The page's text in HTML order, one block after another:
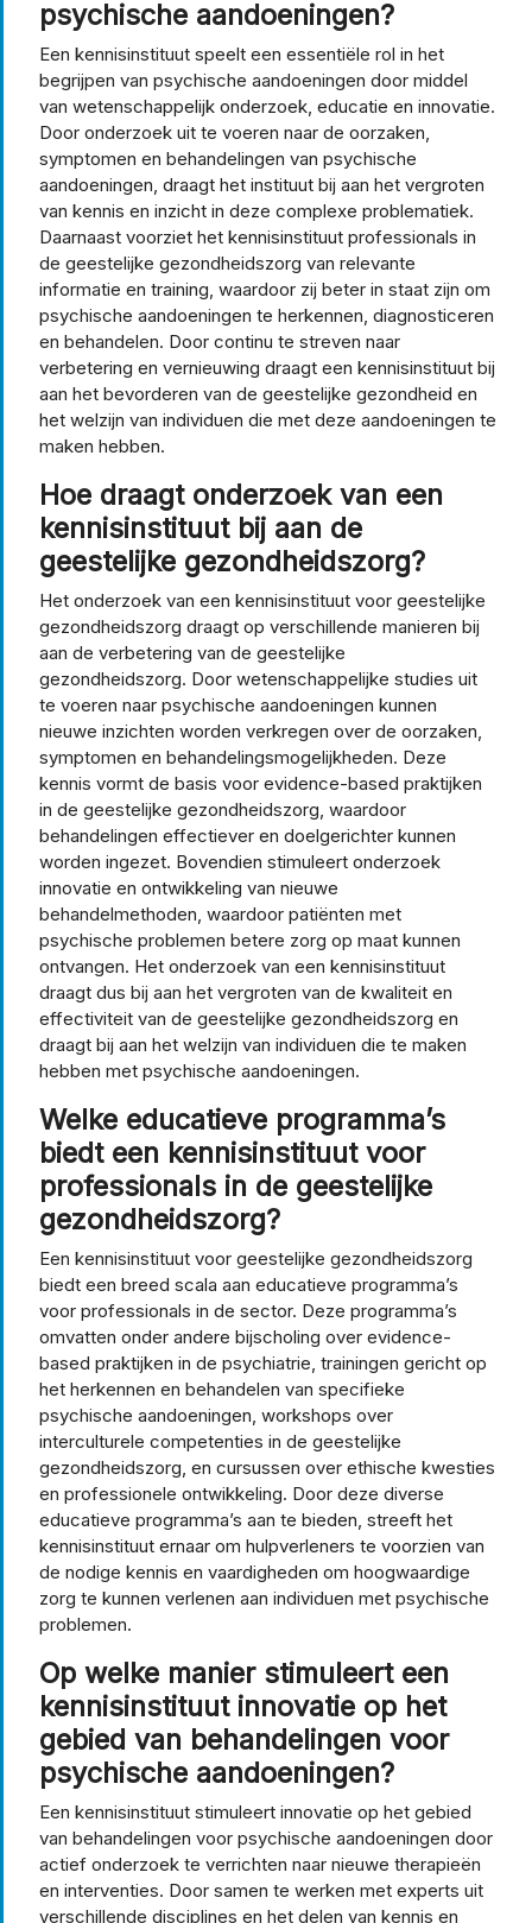
psychische aandoeningen?
Een kennisinstituut speelt een essentiële rol in het
begrijpen van psychische aandoeningen door middel
van wetenschappelijk onderzoek, educatie en innovatie.
Door onderzoek uit te voeren naar de oorzaken,
symptomen en behandelingen van psychische
aandoeningen, draagt het instituut bij aan het vergroten
van kennis en inzicht in deze complexe problematiek.
Daarnaast voorziet het kennisinstituut professionals in
de geestelijke gezondheidszorg van relevante
informatie en training, waardoor zij beter in staat zijn om
psychische aandoeningen te herkennen, diagnosticeren
en behandelen. Door continu te streven naar
verbetering en vernieuwing draagt een kennisinstituut bij
aan het bevorderen van de geestelijke gezondheid en
het welzijn van individuen die met deze aandoeningen te
maken hebben.
Hoe draagt onderzoek van een
kennisinstituut bij aan de
geestelijke gezondheidszorg?
Het onderzoek van een kennisinstituut voor geestelijke
gezondheidszorg draagt op verschillende manieren bij
aan de verbetering van de geestelijke
gezondheidszorg. Door wetenschappelijke studies uit
te voeren naar psychische aandoeningen kunnen
nieuwe inzichten worden verkregen over de oorzaken,
symptomen en behandelingsmogelijkheden. Deze
kennis vormt de basis voor evidence-based praktijken
in de geestelijke gezondheidszorg, waardoor
behandelingen effectiever en doelgerichter kunnen
worden ingezet. Bovendien stimuleert onderzoek
innovatie en ontwikkeling van nieuwe
behandelmethoden, waardoor patiënten met
psychische problemen betere zorg op maat kunnen
ontvangen. Het onderzoek van een kennisinstituut
draagt dus bij aan het vergroten van de kwaliteit en
effectiviteit van de geestelijke gezondheidszorg en
draagt bij aan het welzijn van individuen die te maken
hebben met psychische aandoeningen.
Welke educatieve programma’s
biedt een kennisinstituut voor
professionals in de geestelijke
gezondheidszorg?
Een kennisinstituut voor geestelijke gezondheidszorg
biedt een breed scala aan educatieve programma’s
voor professionals in de sector. Deze programma’s
omvatten onder andere bijscholing over evidence-
based praktijken in de psychiatrie, trainingen gericht op
het herkennen en behandelen van specifieke
psychische aandoeningen, workshops over
interculturele competenties in de geestelijke
gezondheidszorg, en cursussen over ethische kwesties
en professionele ontwikkeling. Door deze diverse
educatieve programma’s aan te bieden, streeft het
kennisinstituut ernaar om hulpverleners te voorzien van
de nodige kennis en vaardigheden om hoogwaardige
zorg te kunnen verlenen aan individuen met psychische
problemen.
Op welke manier stimuleert een
kennisinstituut innovatie op het
gebied van behandelingen voor
psychische aandoeningen?
Een kennisinstituut stimuleert innovatie op het gebied
van behandelingen voor psychische aandoeningen door
actief onderzoek te verrichten naar nieuwe therapieën
en interventies. Door samen te werken met experts uit
verschillende disciplines en het delen van kennis en